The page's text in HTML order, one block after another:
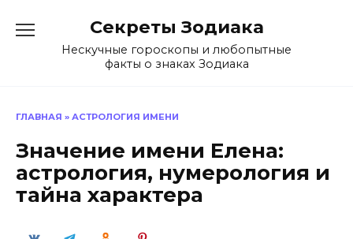
содержанию
Секреты Зодиака
Нескучные гороскопы и любопытные
факты о знаках Зодиака
ГЛАВНАЯ » АСТРОЛОГИЯ ИМЕНИ
Значение имени Елена:
астрология, нумерология и
тайна характера